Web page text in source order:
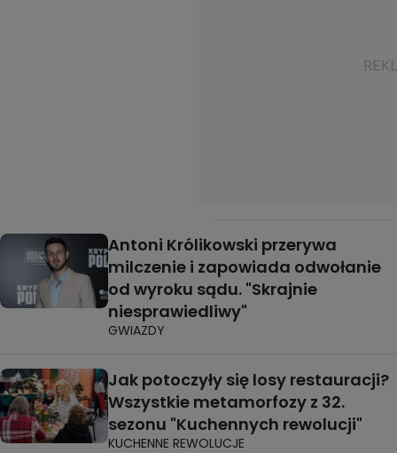
Antoni Królikowski przerywa
milczenie i zapowiada odwołanie
od wyroku sądu. "Skrajnie
niesprawiedliwy"
GWIAZDY
Jak potoczyły się losy restauracji?
Wszystkie metamorfozy z 32.
sezonu "Kuchennych rewolucji"
KUCHENNE REWOLUCJE